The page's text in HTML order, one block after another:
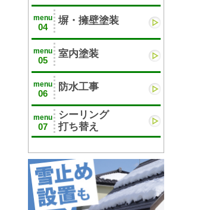
menu
04
塀・擁壁塗装
menu
05
室内塗装
menu
06
防水工事
menu
07
シーリング
打ち替え